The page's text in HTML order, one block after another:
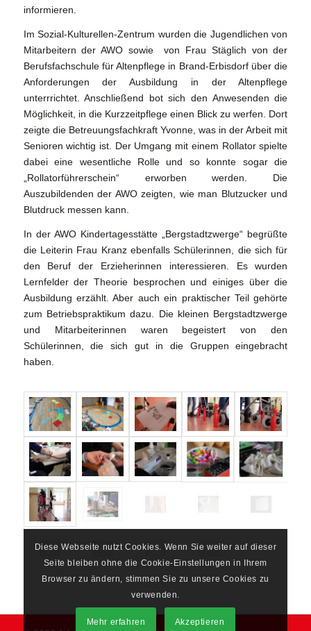
informieren.
Im Sozial-Kulturellen-Zentrum wurden die Jugendlichen von
Mitarbeitern der AWO sowie von Frau Stäglich von der
Berufsfachschule für Altenpflege in Brand-Erbisdorf über die
Anforderungen der Ausbildung in der Altenpflege
unterrrichtet. Anschließend bot sich den Anwesenden die
Möglichkeit, in die Kurzzeitpflege einen Blick zu werfen. Dort
zeigte die Betreuungsfachkraft Yvonne, was in der Arbeit mit
Senioren wichtig ist. Der Umgang mit einem Rollator spielte
dabei eine wesentliche Rolle und so konnte sogar die
„Rollatorführerschein“ erworben werden. Die
Auszubildenden der AWO zeigten, wie man Blutzucker und
Blutdruck messen kann.
In der AWO Kindertagesstätte „Bergstadtzwerge“ begrüßte
die Leiterin Frau Kranz ebenfalls Schülerinnen, die sich für
den Beruf der Erzieherinnen interessieren. Es wurden
Lernfelder der Theorie besprochen und einiges über die
Ausbildung erzählt. Aber auch ein praktischer Teil gehörte
zum Betriebspraktikum dazu. Die kleinen Bergstadtzwerge
und Mitarbeiterinnen waren begeistert von den
Schülerinnen, die sich gut in die Gruppen eingebracht
haben.
Diese Webseite nutzt Cookies. Wenn Sie weiter auf dieser
Seite bleiben ohne die Cookie-Einstellungen in Ihrem
Browser zu ändern, stimmen Sie zu unsere Cookies zu
verwenden.
Mehr erfahren Akzeptieren